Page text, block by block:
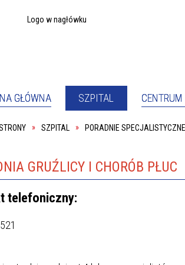
GŁÓWNA SZPITAL
SOCJALNY
REHABILITACJI
DS. DOSTĘPNOŚCI
SZPITAL PORADNIE SPECJALISTYCZNE
GRUŹLICY I CHORÓB PŁUC
telefoniczny: